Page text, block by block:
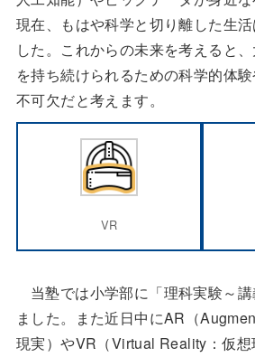
現在、もはや科学と切り離した生
した。これからの未来を考えると
を持ち続けられるための科学的体
不可欠だと考えます。
VR
当塾では小学部に「理科実験～
ました。また近日中にAR（
現実）やVR（Virtual Reality：仮